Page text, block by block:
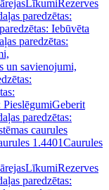
LīkumiRezerves
paredzētas:
Iebūvēta
paredzētas:
un savienojumi,
PieslēgumiGeberit
paredzētas:
caurules
1.4401Caurules
LīkumiRezerves
paredzētas: